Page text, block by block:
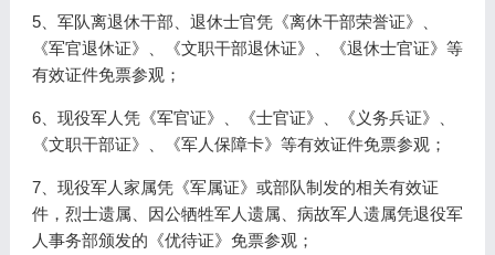
5、军队离退休干部、退休士官凭《离休干部荣誉证》、
《军官退休证》、《文职干部退休证》、《退休士官证》等
有效证件免票参观；
6、现役军人凭《军官证》、《士官证》、《义务兵证》、
《文职干部证》、《军人保障卡》等有效证件免票参观；
7、现役军人家属凭《军属证》或部队制发的相关有效证
件，烈士遗属、因公牺牲军人遗属、病故军人遗属凭退役军
人事务部颁发的《优待证》免票参观；